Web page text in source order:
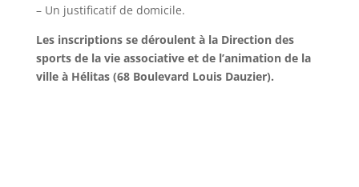
– ­­­­Un justificatif de domicile.
Les inscriptions se déroulent à la Direction des
sports de la vie associative et de l’animation de la
ville à Hélitas (68 Boulevard Louis Dauzier).